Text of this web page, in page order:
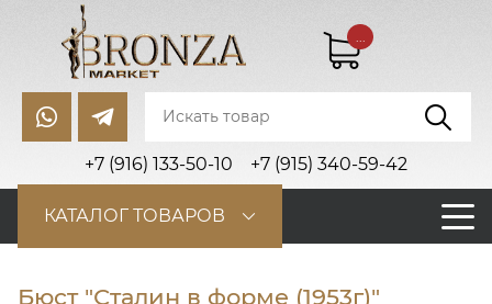
+7 (916) 133-50-10 +7 (915) 340-59-42
...
КАТАЛОГ ТОВАРОВ
Бюст "Сталин в форме (1953г)"